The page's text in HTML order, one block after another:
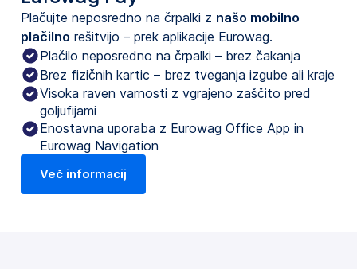
Plačujte neposredno na črpalki z našo mobilno
plačilno rešitvijo – prek aplikacije Eurowag.
Plačilo neposredno na črpalki – brez čakanja
Brez fizičnih kartic – brez tveganja izgube ali kraje
Visoka raven varnosti z vgrajeno zaščito pred
goljufijami
Enostavna uporaba z Eurowag Office App in
Eurowag Navigation
Več informacij